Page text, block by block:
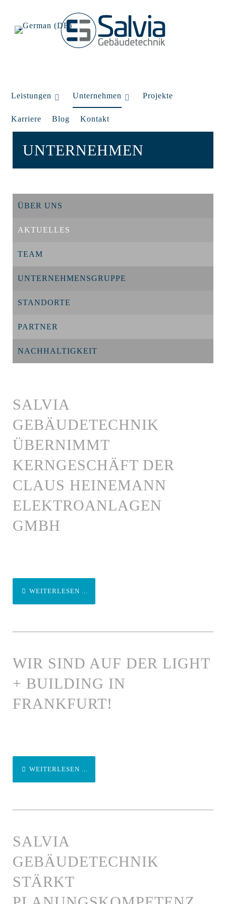
Leistungen Unternehmen Projekte
Karriere Blog Kontakt
UNTERNEHMEN
ÜBER UNS
AKTUELLES
TEAM
UNTERNEHMENSGRUPPE
STANDORTE
PARTNER
NACHHALTIGKEIT
SALVIA
GEBÄUDETECHNIK
ÜBERNIMMT
KERNGESCHÄFT DER
CLAUS HEINEMANN
ELEKTROANLAGEN
GMBH
WEITERLESEN ...
WIR SIND AUF DER LIGHT
+ BUILDING IN
FRANKFURT!
WEITERLESEN ...
SALVIA
GEBÄUDETECHNIK
STÄRKT